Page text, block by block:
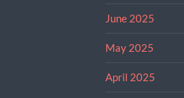
June 2025
May 2025
April 2025